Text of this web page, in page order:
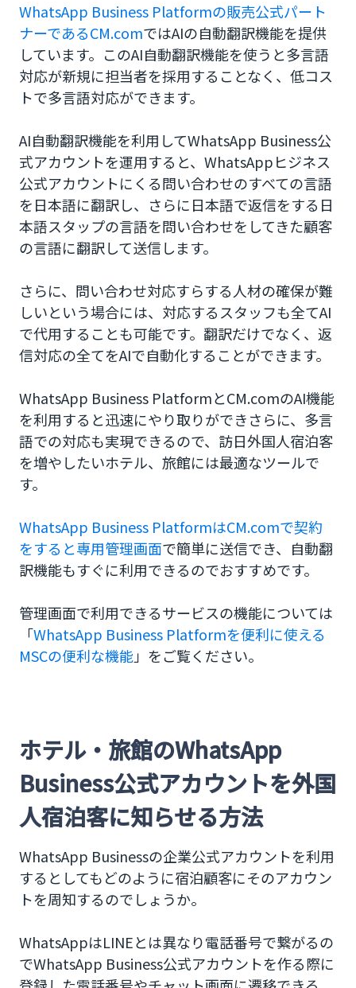
WhatsApp Business Platformの販売公式パート
ナーであるCM.comではAIの自動翻訳機能を提供
しています。このAI自動翻訳機能を使うと多言語
対応が新規に担当者を採用することなく、低コス
トで多言語対応ができます。
AI自動翻訳機能を利用してWhatsApp Business公
式アカウントを運用すると、WhatsAppヒジネス
公式アカウントにくる問い合わせのすべての言語
を日本語に翻訳し、さらに日本語で返信をする日
本語スタップの言語を問い合わせをしてきた顧客
の言語に翻訳して送信します。
さらに、問い合わせ対応すらする人材の確保が難
しいという場合には、対応するスタッフも全てAI
で代用することも可能です。翻訳だけでなく、返
信対応の全てをAIで自動化することができます。
WhatsApp Business PlatformとCM.comのAI機能
を利用すると迅速にやり取りができさらに、多言
語での対応も実現できるので、訪日外国人宿泊客
を増やしたいホテル、旅館には最適なツールで
す。
WhatsApp Business PlatformはCM.comで契約
をすると専用管理画面で簡単に送信でき、自動翻
訳機能もすぐに利用できるのでおすすめです。
管理画面で利用できるサービスの機能については
「WhatsApp Business Platformを便利に使える
MSCの便利な機能」をご覧ください。
ホテル・旅館のWhatsApp
Business公式アカウントを外国
人宿泊客に知らせる方法
WhatsApp Businessの企業公式アカウントを利用
するとしてもどのように宿泊顧客にそのアカウン
トを周知するのでしょうか。
WhatsAppはLINEとは異なり電話番号で繋がるの
でWhatsApp Business公式アカウントを作る際に